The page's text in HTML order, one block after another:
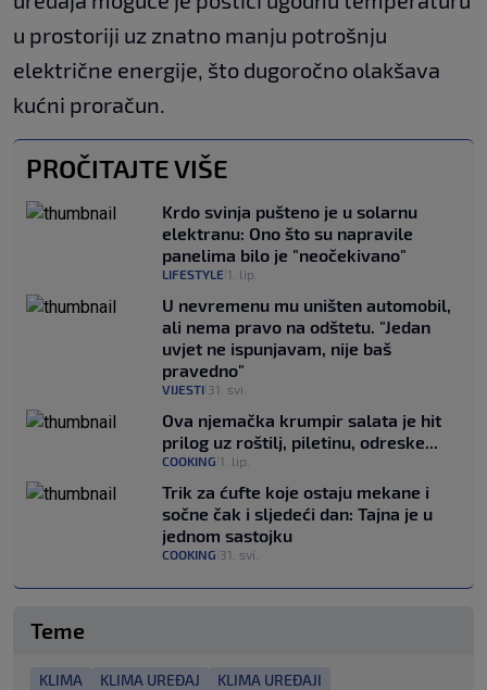
u prostoriji uz znatno manju potrošnju
električne energije, što dugoročno olakšava
kućni proračun.
PROČITAJTE VIŠE
Krdo svinja pušteno je u solarnu
elektranu: Ono što su napravile
panelima bilo je "neočekivano"
LIFESTYLE 1. lip.
U nevremenu mu uništen automobil,
ali nema pravo na odštetu. "Jedan
uvjet ne ispunjavam, nije baš
pravedno"
VIJESTI 31. svi.
Ova njemačka krumpir salata je hit
prilog uz roštilj, piletinu, odreske...
COOKING 1. lip.
Trik za ćufte koje ostaju mekane i
sočne čak i sljedeći dan: Tajna je u
jednom sastojku
COOKING 31. svi.
Teme
KLIMA KLIMA UREĐAJ KLIMA UREĐAJI